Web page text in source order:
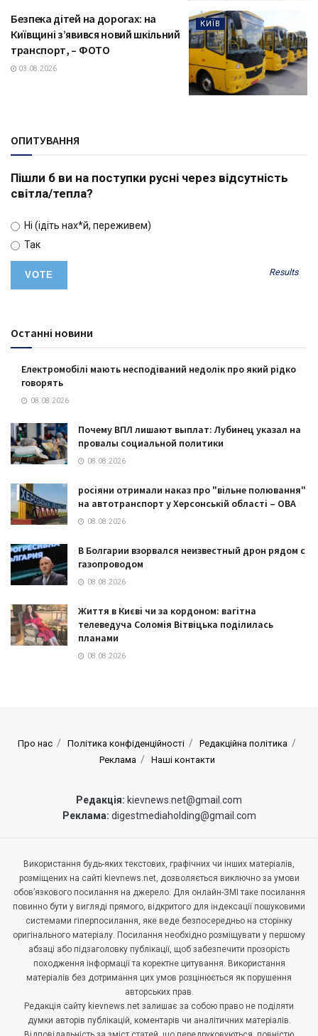
КИЇВ
Безпека дітей на дорогах: на
Київщині з’явився новий шкільний
транспорт, – ФОТО
03.08.2026
ОПИТУВАННЯ
Пішли б ви на поступки русні через відсутність
світла/тепла?
Ні (ідіть нах*й, переживем)
Так
Results
Останні новини
Електромобілі мають несподіваний недолік про який рідко
говорять
08.08.2026
Почему ВПЛ лишают выплат: Лубинец указал на
провалы социальной политики
08.08.2026
росіяни отримали наказ про "вільне полювання"
на автотранспорт у Херсонській області – ОВА
08.08.2026
В Болгарии взорвался неизвестный дрон рядом с
газопроводом
08.08.2026
Життя в Києві чи за кордоном: вагітна
телеведуча Соломія Вітвіцька поділилась
планами
08.08.2026
Про нас Політика конфіденційності
Редакційна політика
Реклама
Наші контакти
Редакція: kievnews.net@gmail.com
Реклама: digestmediaholding@gmail.com
Використання будь-яких текстових, графічних чи інших матеріалів,
розміщених на сайті kievnews.net, дозволяється виключно за умови
обов’язкового посилання на джерело. Для онлайн-ЗМІ таке посилання
повинно бути у вигляді прямого, відкритого для індексації пошуковими
системами гіперпосилання, яке веде безпосередньо на сторінку
оригінального матеріалу. Посилання необхідно розміщувати у першому
абзаці або підзаголовку публікації, щоб забезпечити прозорість
походження інформації та коректне цитування. Використання
матеріалів без дотримання цих умов розцінюється як порушення
авторських прав.
Редакція сайту kievnews.net залишає за собою право не поділяти
думки авторів публікацій, коментарів чи аналітичних матеріалів.